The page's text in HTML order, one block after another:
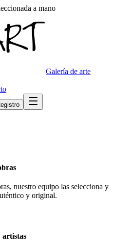
a mano
Galería de arte
nuestro equipo las selecciona y
y original.
artistas